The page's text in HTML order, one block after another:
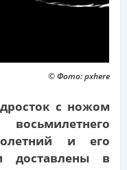
© Фото: pxhere
с ножом
и его
доставлены в